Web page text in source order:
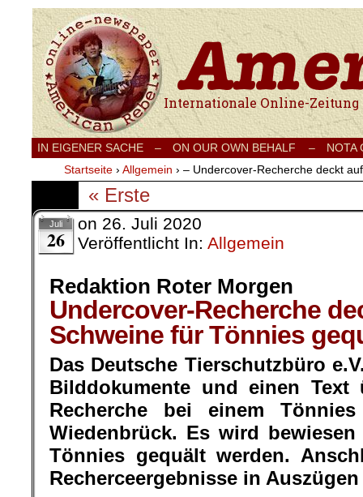
Internationale Onlinezeitung für Frieden,
IN EIGENER SACHE – ON OUR OWN BEHALF –
NOTA
Startseite › Allgemein › – Undercover-Recherche deckt
« Erste
Juli
26
on 26. Juli 2020
Veröffentlicht In: Allgemein
Redaktion Roter Morgen
Undercover-Recherche
Schweine für Tönnies
Das Deutsche Tierschutzbüro
Bilddokumente und einen Text
Recherche bei einem
Wiedenbrück. Es wird
Tönnies gequält werden.
Recherceergebnisse in